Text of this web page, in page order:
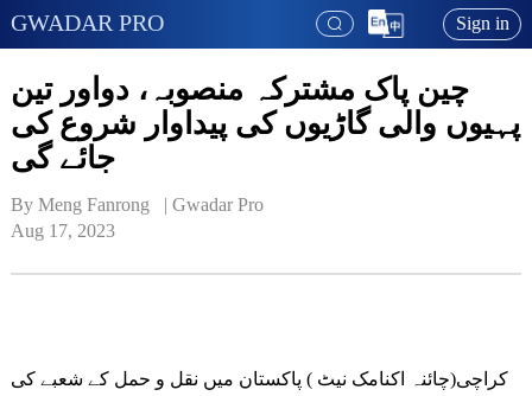
GWADAR PRO Sign in
چین پاک مشترکہ منصوبہ، دواور تین
پہیوں والی گاڑیوں کی پیداوار شروع کی
جائے گی
By Meng Fanrong   | Gwadar Pro
Aug 17, 2023
کراچی(چائنہ اکنامک نیٹ ) پاکستان میں نقل و حمل کے شعبے کی